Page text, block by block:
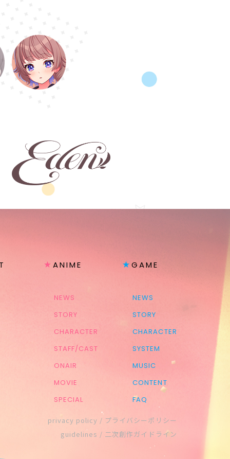
ANIME
NEWS
STORY
CHARACTER
STAFF/CAST
ONAIR
MOVIE
SPECIAL
GAME
NEWS
STORY
CHARACTER
SYSTEM
MUSIC
CONTENT
FAQ
privacy policy / プライバシーポリシー
guidelines / 二次創作ガイドライン